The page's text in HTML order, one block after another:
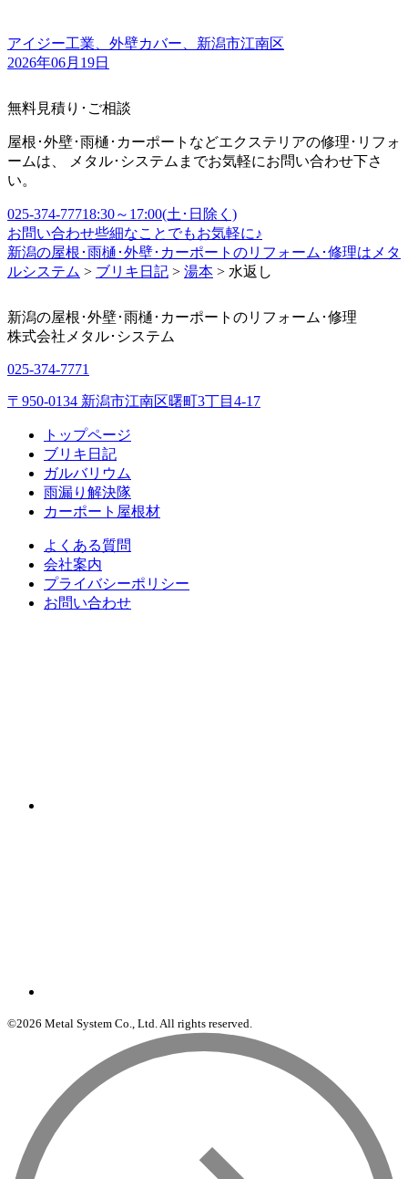
アイジー工業、外壁カバー、新潟市江南区
2026年06月19日
無料見積り･ご相談
屋根･外壁･雨樋･カーポートなどエクステリアの修理･リフォ
ームは、 メタル･システムまでお気軽にお問い合わせ下さ
い。
025-374-77718:30～17:00(土･日除く)
お問い合わせ些細なことでもお気軽に♪
新潟の屋根･雨樋･外壁･カーポートのリフォーム･修理はメタ
ルシステム > ブリキ日記 > 湯本 > 水返し
新潟の屋根･外壁･雨樋･カーポートのリフォーム･修理
株式会社 メタル･システム
025-374-7771
〒950-0134 新潟市江南区曙町3丁目4-17
トップページ
ブリキ日記
ガルバリウム
雨漏り解決隊
カーポート屋根材
よくある質問
会社案内
プライバシーポリシー
お問い合わせ
©2026 Metal System Co., Ltd. All rights reserved.